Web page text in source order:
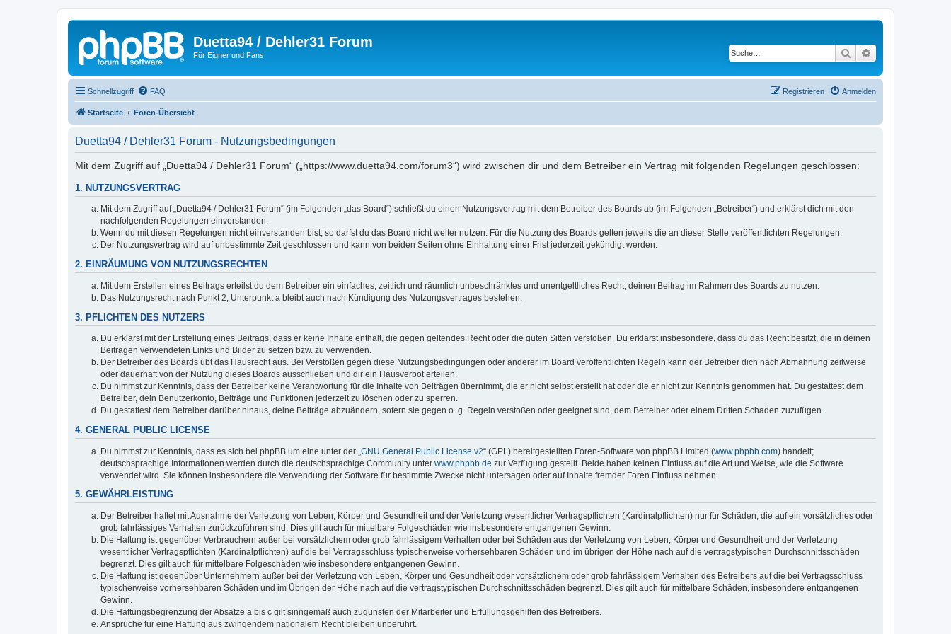
Duetta94 / Dehler31 Forum
Für Eigner und Fans Suche
Schnellzugriff FAQ Anmelden
Registrieren
Startseite Foren-Übersicht
Duetta94 / Dehler31 Forum - Nutzungsbedingungen
Mit dem Zugriff auf „Duetta94 / Dehler31 Forum“ („https://www.duetta94.com/forum3“) wird zwischen dir und dem Betreiber ein Vertrag mit folgenden Regelungen geschlossen:
1. NUTZUNGSVERTRAG
Mit dem Zugriff auf „Duetta94 / Dehler31 Forum“ (im Folgenden „das Board“) schließt du einen Nutzungsvertrag mit dem Betreiber des Boards ab (im Folgenden „Betreiber“) und erklärst dich mit den
nachfolgenden Regelungen einverstanden.
Wenn du mit diesen Regelungen nicht einverstanden bist, so darfst du das Board nicht weiter nutzen. Für die Nutzung des Boards gelten jeweils die an dieser Stelle veröffentlichten Regelungen.
Der Nutzungsvertrag wird auf unbestimmte Zeit geschlossen und kann von beiden Seiten ohne Einhaltung einer Frist jederzeit gekündigt werden.
2. EINRÄUMUNG VON NUTZUNGSRECHTEN
Mit dem Erstellen eines Beitrags erteilst du dem Betreiber ein einfaches, zeitlich und räumlich unbeschränktes und unentgeltliches Recht, deinen Beitrag im Rahmen des Boards zu nutzen.
Das Nutzungsrecht nach Punkt 2, Unterpunkt a bleibt auch nach Kündigung des Nutzungsvertrages bestehen.
3. PFLICHTEN DES NUTZERS
Du erklärst mit der Erstellung eines Beitrags, dass er keine Inhalte enthält, die gegen geltendes Recht oder die guten Sitten verstoßen. Du erklärst insbesondere, dass du das Recht besitzt, die in deinen
Beiträgen verwendeten Links und Bilder zu setzen bzw. zu verwenden.
Der Betreiber des Boards übt das Hausrecht aus. Bei Verstößen gegen diese Nutzungsbedingungen oder anderer im Board veröffentlichten Regeln kann der Betreiber dich nach Abmahnung zeitweise
oder dauerhaft von der Nutzung dieses Boards ausschließen und dir ein Hausverbot erteilen.
Du nimmst zur Kenntnis, dass der Betreiber keine Verantwortung für die Inhalte von Beiträgen übernimmt, die er nicht selbst erstellt hat oder die er nicht zur Kenntnis genommen hat. Du gestattest dem
Betreiber, dein Benutzerkonto, Beiträge und Funktionen jederzeit zu löschen oder zu sperren.
Du gestattest dem Betreiber darüber hinaus, deine Beiträge abzuändern, sofern sie gegen o. g. Regeln verstoßen oder geeignet sind, dem Betreiber oder einem Dritten Schaden zuzufügen.
4. GENERAL PUBLIC LICENSE
Du nimmst zur Kenntnis, dass es sich bei phpBB um eine unter der „ GNU General Public License v2“ (GPL) bereitgestellten Foren-Software von phpBB Limited (www.phpbb.com) handelt;
deutschsprachige Informationen werden durch die deutschsprachige Community unter www.phpbb.de zur Verfügung gestellt. Beide haben keinen Einfluss auf die Art und Weise, wie die Software
verwendet wird. Sie können insbesondere die Verwendung der Software für bestimmte Zwecke nicht untersagen oder auf Inhalte fremder Foren Einfluss nehmen.
5. GEWÄHRLEISTUNG
Der Betreiber haftet mit Ausnahme der Verletzung von Leben, Körper und Gesundheit und der Verletzung wesentlicher Vertragspflichten (Kardinalpflichten) nur für Schäden, die auf ein vorsätzliches oder
grob fahrlässiges Verhalten zurückzuführen sind. Dies gilt auch für mittelbare Folgeschäden wie insbesondere entgangenen Gewinn.
Die Haftung ist gegenüber Verbrauchern außer bei vorsätzlichem oder grob fahrlässigem Verhalten oder bei Schäden aus der Verletzung von Leben, Körper und Gesundheit und der Verletzung
wesentlicher Vertragspflichten (Kardinalpflichten) auf die bei Vertragsschluss typischerweise vorhersehbaren Schäden und im übrigen der Höhe nach auf die vertragstypischen Durchschnittsschäden
begrenzt. Dies gilt auch für mittelbare Folgeschäden wie insbesondere entgangenen Gewinn.
Die Haftung ist gegenüber Unternehmern außer bei der Verletzung von Leben, Körper und Gesundheit oder vorsätzlichem oder grob fahrlässigem Verhalten des Betreibers auf die bei Vertragsschluss
typischerweise vorhersehbaren Schäden und im Übrigen der Höhe nach auf die vertragstypischen Durchschnittsschäden begrenzt. Dies gilt auch für mittelbare Schäden, insbesondere entgangenen
Gewinn.
Die Haftungsbegrenzung der Absätze a bis c gilt sinngemäß auch zugunsten der Mitarbeiter und Erfüllungsgehilfen des Betreibers.
Ansprüche für eine Haftung aus zwingendem nationalem Recht bleiben unberührt.